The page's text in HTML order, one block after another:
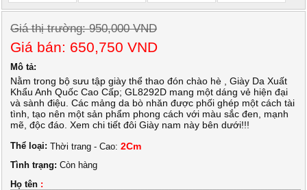
Giá thị trường: 950,000 VND
Giá bán: 650,750 VND
Mô tả:
Nằm trong bộ sưu tập giày thể thao đón chào hè , Giày Da Xuất
Khẩu Anh Quốc Cao Cấp; GL8292D mang một dáng vẻ hiện đại
và sành điệu. Các mảng da bò nhăn được phối ghép một cách tài
tình, tạo nên một sản phẩm phong cách với màu sắc đen, mạnh
mẽ, độc đáo. Xem chi tiết đôi Giày nam này bên dưới!!!
Thể loại: Thời trang - Cao: 2Cm
Tình trạng: Còn hàng
Họ tên :